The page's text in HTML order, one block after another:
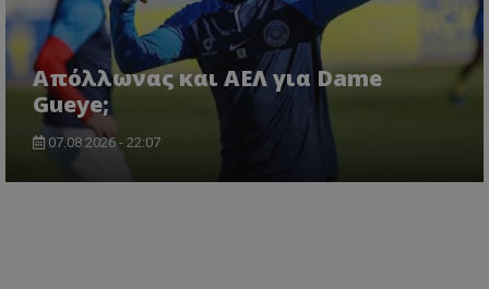
Απόλλωνας και ΑΕΛ για Dame
Gueye;
07.08.2026 - 22:07